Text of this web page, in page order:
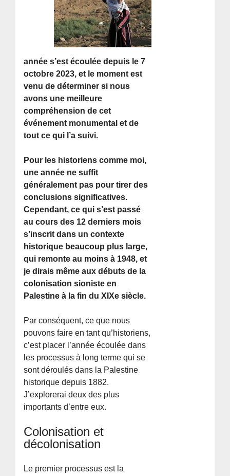
année s’est écoulée depuis le 7
octobre 2023, et le moment est
venu de déterminer si nous
avons une meilleure
compréhension de cet
événement monumental et de
tout ce qui l’a suivi.
Pour les historiens comme moi,
une année ne suffit
généralement pas pour tirer des
conclusions significatives.
Cependant, ce qui s’est passé
au cours des 12 derniers mois
s’inscrit dans un contexte
historique beaucoup plus large,
qui remonte au moins à 1948, et
je dirais même aux débuts de la
colonisation sioniste en
Palestine à la fin du XIXe siècle.
Par conséquent, ce que nous
pouvons faire en tant qu’historiens,
c’est placer l’année écoulée dans
les processus à long terme qui se
sont déroulés dans la Palestine
historique depuis 1882.
J’explorerai deux des plus
importants d’entre eux.
Colonisation et
décolonisation
Le premier processus est la